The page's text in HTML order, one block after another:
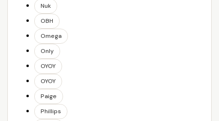
Nuk
OBH
Omega
Only
OYOY
OYOY
Paige
Phillips